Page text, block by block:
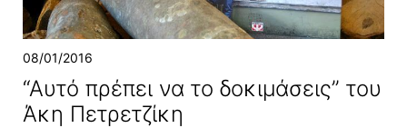
08/01/2016
“Αυτό πρέπει να το δοκιμάσεις” του
Άκη Πετρετζίκη